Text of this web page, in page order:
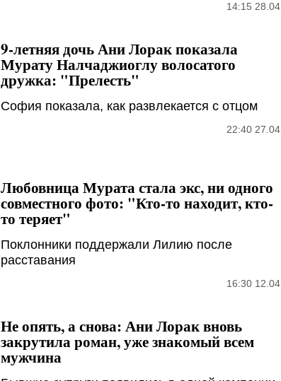
14:15 28.04
9-летняя дочь Ани Лорак показала
Мурату Налчаджиоглу волосатого
дружка: "Прелесть"
София показала, как развлекается с отцом
22:40 27.04
Любовница Мурата стала экс, ни одного
совместного фото: "Кто-то находит, кто-
то теряет"
Поклонники поддержали Лилию после
расставания
16:30 12.04
Не опять, а снова: Ани Лорак вновь
закрутила роман, уже знакомый всем
мужчина